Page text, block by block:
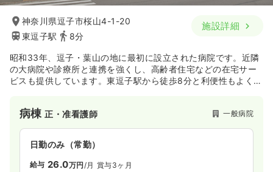
神奈川県逗子市桜山4-1-20
東逗子駅
8分
施設詳細
昭和33年、逗子・葉山の地に最初に設立された病院です。近隣
の大病院や診療所と連携を強くし、高齢者住宅などの在宅サー
ビスも提供しています。東逗子駅から徒歩8分と利便性もよく、
病棟正・准看護師 一般病院
日勤のみ（常勤）
給与 26.0万円/月 賞与3ヶ月